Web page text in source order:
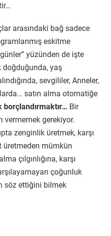
arasındaki bağ sadece
eskitme
yüzünden de işte
doğduğunda, yaş
sevgililer, Anneler,
satın alma otomatiğe
borçlandırmaktır… Bir
vermemek gerekiyor.
zenginlik üretmek, karşı
üretmeden mümkün
çılgınlığına, karşı
çoğunluk
söz ettiğini bilmek